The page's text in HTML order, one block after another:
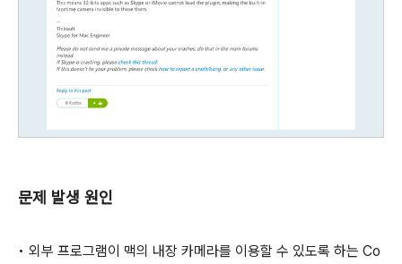
문제 발생 원인
• 외부 프로그램이 맥의 내장 카메라를 이용할 수 있도록 하는 Co